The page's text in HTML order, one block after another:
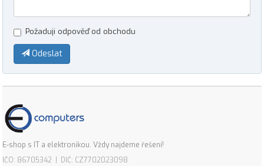
Požaduji odpověď od obchodu
Odeslat
E-shop s IT a elektronikou. Vždy najdeme řešení!
IČO: 86705342 | DIČ: CZ7702023098